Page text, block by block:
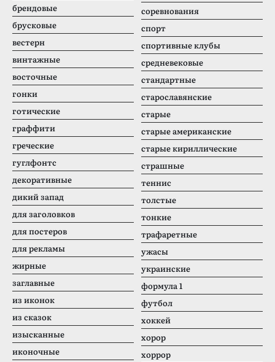
брендовые
брусковые
вестерн
винтажные
восточные
гонки
готические
граффити
греческие
гуглфонтс
декоративные
дикий запад
для заголовков
для постеров
для рекламы
жирные
заглавные
из иконок
из сказок
изысканные
иконочные
соревнования
спорт
спортивные клубы
средневековые
стандартные
старославянские
старые
старые американские
старые кириллические
страшные
теннис
толстые
тонкие
трафаретные
ужасы
украинские
формула 1
футбол
хоккей
хорор
хоррор